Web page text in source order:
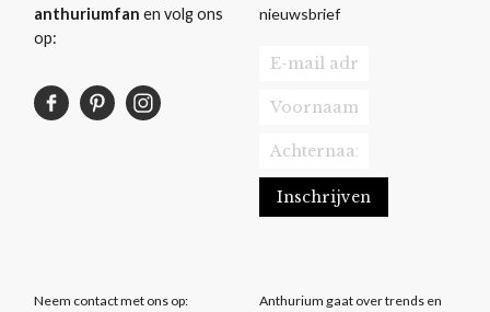
anthuriumfan en volg ons
op:
nieuwsbrief
Neem contact met ons op:
Anthurium gaat over trends en